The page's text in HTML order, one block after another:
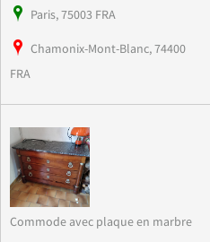
Paris, 75003 FRA
Chamonix-Mont-Blanc, 74400
FRA
Commode avec plaque en marbre